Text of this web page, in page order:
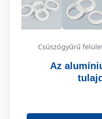
Csúszógyűrű
Az